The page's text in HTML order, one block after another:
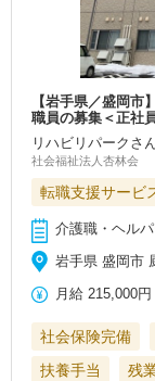
【岩手県／盛岡
職員の募集＜正社
リハビリパークさ
社会福祉法人杏林会
転職支援サービ
介護職・ヘル
岩手県 盛岡市
月給 215,000円
社会保険完備
扶養手当
残